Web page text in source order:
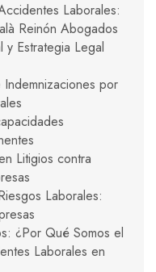
Laborales:
Reinón Abogados
y Estrategia Legal
por
Litigios contra
Laborales:
¿Por Qué Somos el
Laborales en